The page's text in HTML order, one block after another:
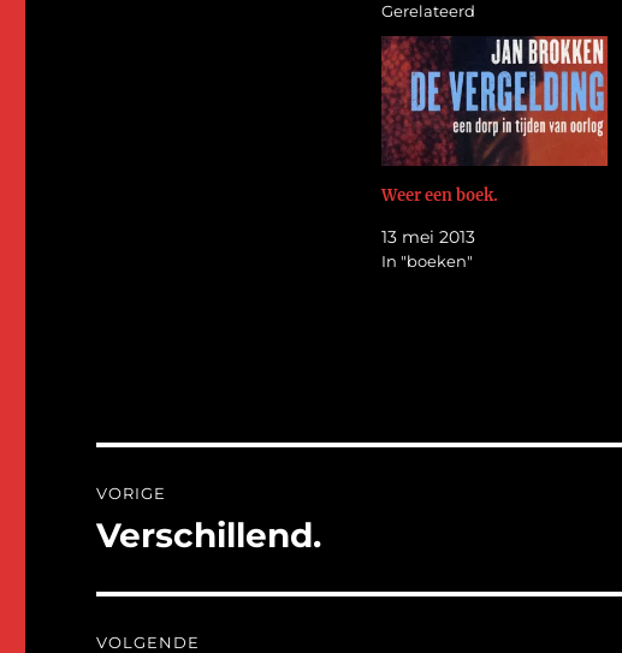
Gerelateerd
Weer een boek.
13 mei 2013
In "boeken"
navigatie
VORIGE
Vorig
Verschillend.
VOLGENDE